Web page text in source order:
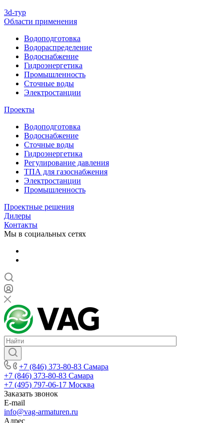
3d-тур
Области применения
Водоподготовка
Водораспределение
Водоснабжение
Гидроэнергетика
Промышленность
Сточные воды
Электростанции
Проекты
Водоподготовка
Водоснабжение
Сточные воды
Гидроэнергетика
Регулирование давления
ТПА для газоснабжения
Электростанции
Промышленность
Проектные решения
Дилеры
Контакты
Мы в социальных сетях
+7 (846) 373-80-83 Самара
+7 (846) 373-80-83 Самара
+7 (495) 797-06-17 Москва
Заказать звонок
E-mail
info@vag-armaturen.ru
Адрес